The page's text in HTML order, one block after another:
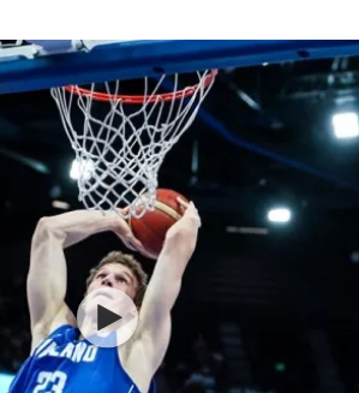
הפועל תל אביב
הפועל חיפה
הפועל באר שבע
מכבי נתניה
בני יהודה